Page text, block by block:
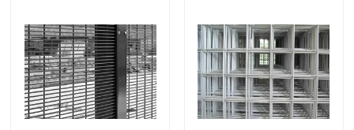
À propos de nous
Visite de l'usine